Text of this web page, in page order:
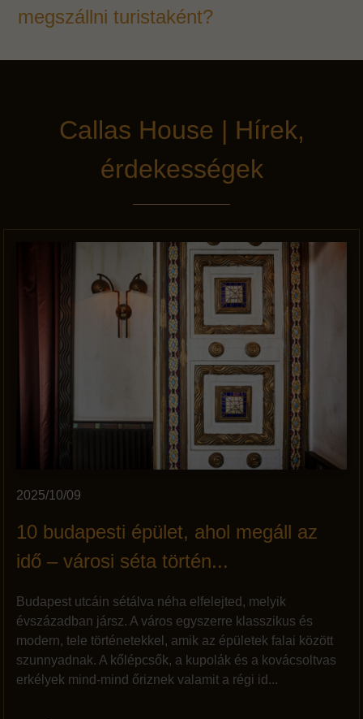
megszállni turistaként?
Callas House | Hírek,
érdekességek
2025/10/09
10 budapesti épület, ahol megáll az
idő – városi séta történ...
Budapest utcáin sétálva néha elfelejted, melyik
évszázadban jársz. A város egyszerre klasszikus és
modern, tele történetekkel, amik az épületek falai között
szunnyadnak. A kőlépcsők, a kupolák és a kovácsoltvas
erkélyek mind-mind őriznek valamit a régi id...